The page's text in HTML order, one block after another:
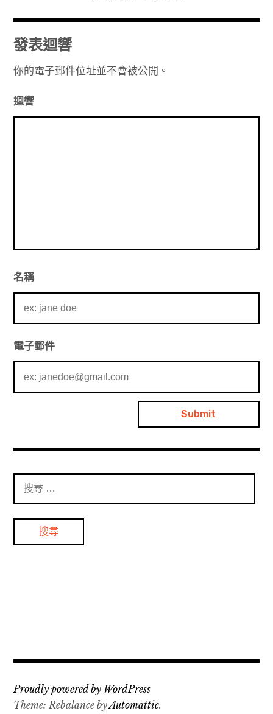
章
導
覽
發表迴響
你的電子郵件位址並不會被公開。
迴響
名稱
電子郵件
Proudly powered by WordPress
Theme: Rebalance byAutomattic.